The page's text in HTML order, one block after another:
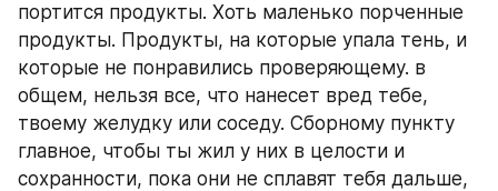
портится продукты. Хоть маленько порченные
продукты. Продукты, на которые упала тень, и
которые не понравились проверяющему. в
общем, нельзя все, что нанесет вред тебе,
твоему желудку или соседу. Сборному пункту
главное, чтобы ты жил у них в целости и
сохранности, пока они не сплавят тебя дальше,